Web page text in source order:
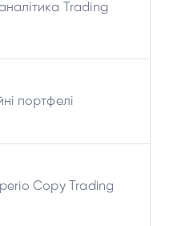
Trading
портфелі
Copy Trading